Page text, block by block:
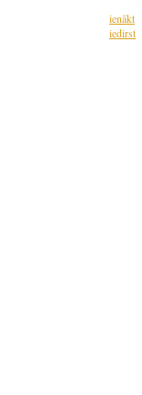
ienākt
iedirst